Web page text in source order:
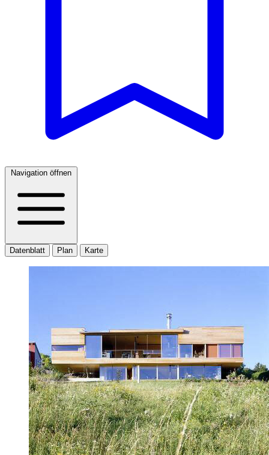
Navigation öffnen
Datenblatt Plan Karte